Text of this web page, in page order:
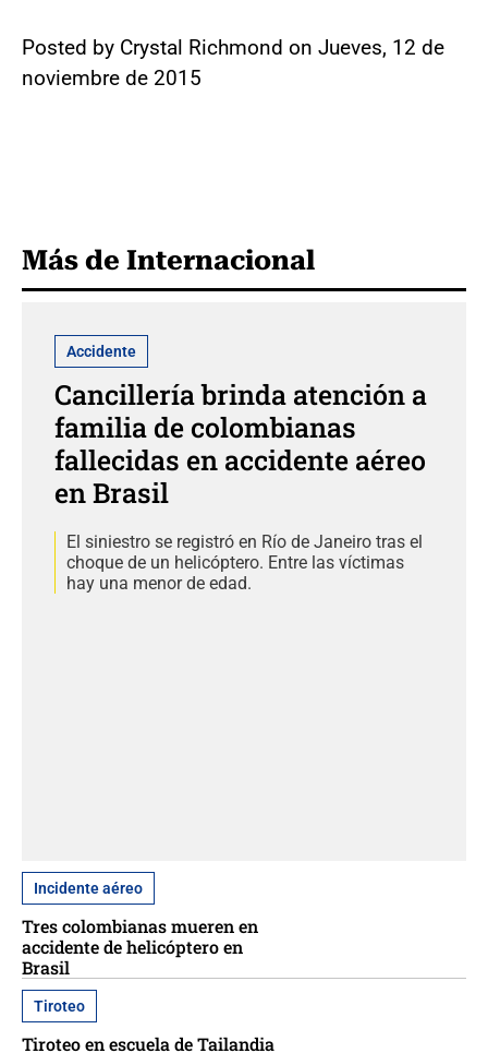
Posted by Crystal Richmond on Jueves, 12 de
noviembre de 2015
Más de Internacional
Accidente
Cancillería brinda atención a
familia de colombianas
fallecidas en accidente aéreo
en Brasil
El siniestro se registró en Río de Janeiro tras el
choque de un helicóptero. Entre las víctimas
hay una menor de edad.
Incidente aéreo
Tres colombianas mueren en
accidente de helicóptero en
Brasil
Tiroteo
Tiroteo en escuela de Tailandia